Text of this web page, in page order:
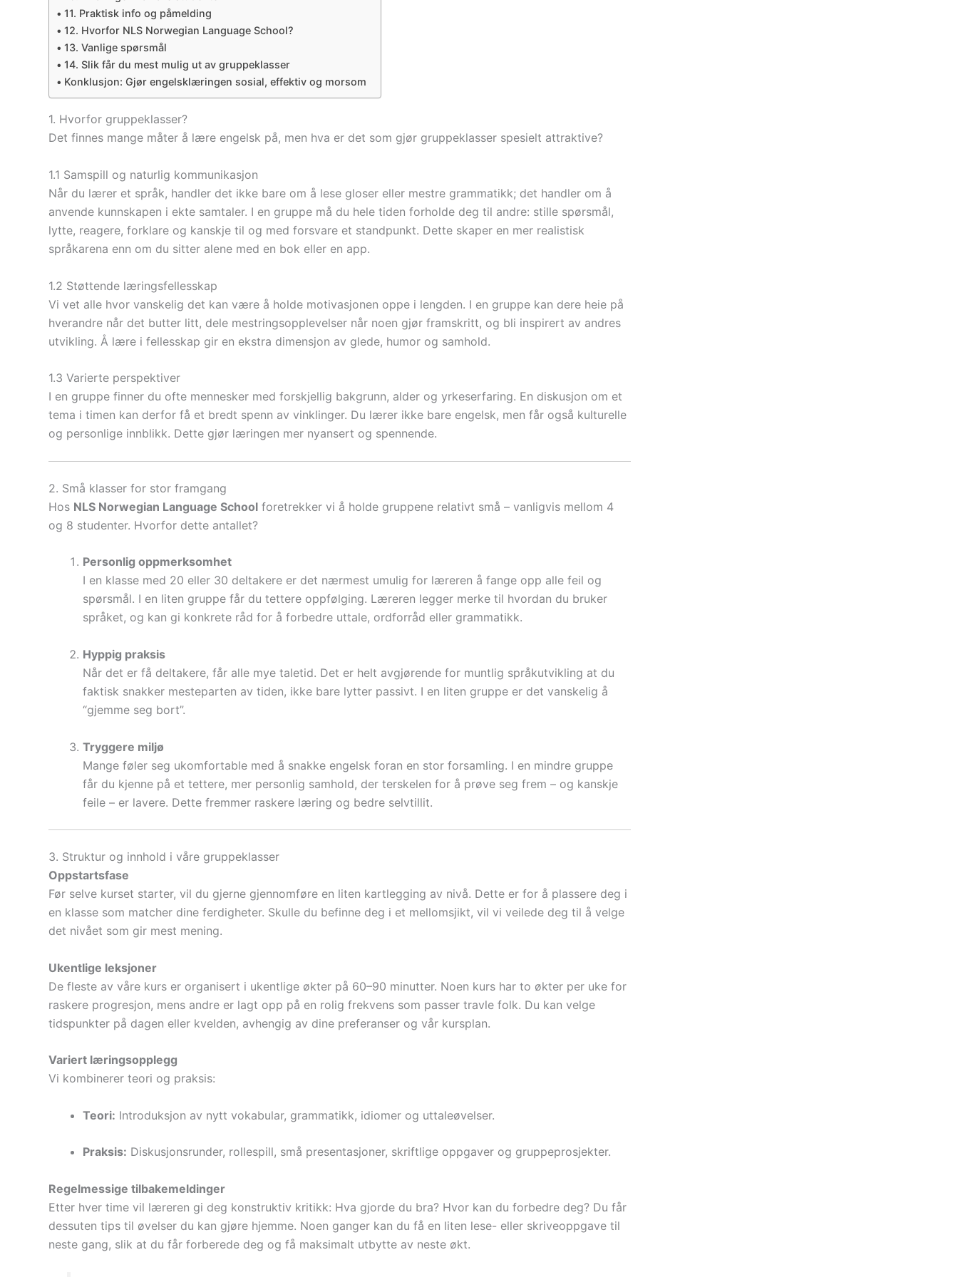
11. Praktisk info og påmelding
12. Hvorfor NLS Norwegian Language School?
13. Vanlige spørsmål
14. Slik får du mest mulig ut av gruppeklasser
Konklusjon: Gjør engelsklæringen sosial, effektiv og morsom
1. Hvorfor gruppeklasser?
Det finnes mange måter å lære engelsk på, men hva er det som gjør gruppeklasser spesielt attraktive?
1.1 Samspill og naturlig kommunikasjon
Når du lærer et språk, handler det ikke bare om å lese gloser eller mestre grammatikk; det handler om å
anvende kunnskapen i ekte samtaler. I en gruppe må du hele tiden forholde deg til andre: stille spørsmål,
lytte, reagere, forklare og kanskje til og med forsvare et standpunkt. Dette skaper en mer realistisk
språkarena enn om du sitter alene med en bok eller en app.
1.2 Støttende læringsfellesskap
Vi vet alle hvor vanskelig det kan være å holde motivasjonen oppe i lengden. I en gruppe kan dere heie på
hverandre når det butter litt, dele mestringsopplevelser når noen gjør framskritt, og bli inspirert av andres
utvikling. Å lære i fellesskap gir en ekstra dimensjon av glede, humor og samhold.
1.3 Varierte perspektiver
I en gruppe finner du ofte mennesker med forskjellig bakgrunn, alder og yrkeserfaring. En diskusjon om et
tema i timen kan derfor få et bredt spenn av vinklinger. Du lærer ikke bare engelsk, men får også kulturelle
og personlige innblikk. Dette gjør læringen mer nyansert og spennende.
2. Små klasser for stor framgang
Hos NLS Norwegian Language School foretrekker vi å holde gruppene relativt små – vanligvis mellom 4
og 8 studenter. Hvorfor dette antallet?
Personlig oppmerksomhet
I en klasse med 20 eller 30 deltakere er det nærmest umulig for læreren å fange opp alle feil og
spørsmål. I en liten gruppe får du tettere oppfølging. Læreren legger merke til hvordan du bruker
språket, og kan gi konkrete råd for å forbedre uttale, ordforråd eller grammatikk.
Hyppig praksis
Når det er få deltakere, får alle mye taletid. Det er helt avgjørende for muntlig språkutvikling at du
faktisk snakker mesteparten av tiden, ikke bare lytter passivt. I en liten gruppe er det vanskelig å
“gjemme seg bort”.
Tryggere miljø
Mange føler seg ukomfortable med å snakke engelsk foran en stor forsamling. I en mindre gruppe
får du kjenne på et tettere, mer personlig samhold, der terskelen for å prøve seg frem – og kanskje
feile – er lavere. Dette fremmer raskere læring og bedre selvtillit.
3. Struktur og innhold i våre gruppeklasser
Oppstartsfase
Før selve kurset starter, vil du gjerne gjennomføre en liten kartlegging av nivå. Dette er for å plassere deg i
en klasse som matcher dine ferdigheter. Skulle du befinne deg i et mellomsjikt, vil vi veilede deg til å velge
det nivået som gir mest mening.
Ukentlige leksjoner
De fleste av våre kurs er organisert i ukentlige økter på 60–90 minutter. Noen kurs har to økter per uke for
raskere progresjon, mens andre er lagt opp på en rolig frekvens som passer travle folk. Du kan velge
tidspunkter på dagen eller kvelden, avhengig av dine preferanser og vår kursplan.
Variert læringsopplegg
Vi kombinerer teori og praksis:
Teori: Introduksjon av nytt vokabular, grammatikk, idiomer og uttaleøvelser.
Praksis: Diskusjonsrunder, rollespill, små presentasjoner, skriftlige oppgaver og gruppeprosjekter.
Regelmessige tilbakemeldinger
Etter hver time vil læreren gi deg konstruktiv kritikk: Hva gjorde du bra? Hvor kan du forbedre deg? Du får
dessuten tips til øvelser du kan gjøre hjemme. Noen ganger kan du få en liten lese- eller skriveoppgave til
neste gang, slik at du får forberede deg og få maksimalt utbytte av neste økt.